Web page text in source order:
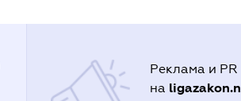
Реклама и PR
на